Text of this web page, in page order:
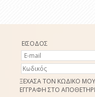
ΕΙΣΟΔΟΣ
ΞΕΧΑΣΑ ΤΟΝ ΚΩΔΙΚΟ ΜΟΥ
ΕΓΓΡΑΦΗ ΣΤΟ